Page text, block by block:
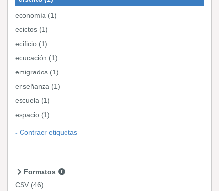
economía (1)
edictos (1)
edificio (1)
educación (1)
emigrados (1)
enseñanza (1)
escuela (1)
espacio (1)
Contraer etiquetas
Formatos
CSV (46)